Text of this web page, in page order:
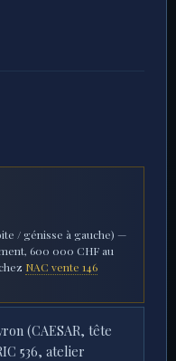
/ génisse à gauche) —
600 000 CHF au
NAC vente 146
(CAESAR, tête
536, atelier